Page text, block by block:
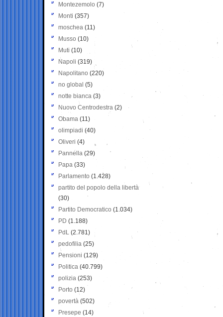
Montezemolo (7)
Monti (357)
moschea (11)
Musso (10)
Muti (10)
Napoli (319)
Napolitano (220)
no global (5)
notte bianca (3)
Nuovo Centrodestra (2)
Obama (11)
olimpiadi (40)
Oliveri (4)
Pannella (29)
Papa (33)
Parlamento (1.428)
partito del popolo della libertà
(30)
Partito Democratico (1.034)
PD (1.188)
PdL (2.781)
pedofilia (25)
Pensioni (129)
Politica (40.799)
polizia (253)
Porto (12)
povertà (502)
Presepe (14)